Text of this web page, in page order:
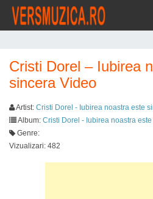
Cristi Dorel – Iubirea
sincera Video
Artist: Cristi Dorel - Iubirea noastra este
Album: Cristi Dorel - Iubirea noastra
Genre:
Vizualizari: 482